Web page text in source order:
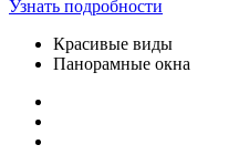
Узнать подробности
Красивые виды
Панорамные окна